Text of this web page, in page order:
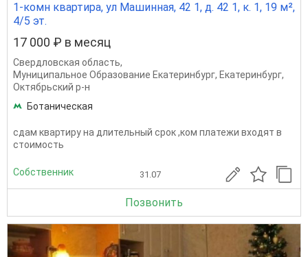
1-комн квартира, ул Машинная, 42 1, д. 42 1, к. 1, 19 м²,
4/5 эт.
17 000 ₽ в месяц
Свердловская область,
Муниципальное Образование Екатеринбург, Екатеринбург,
Октябрьский р-н
Ботаническая
сдам квартиру на длительный срок ,ком платежи входят в
стоимость
Собственник 31.07
Позвонить